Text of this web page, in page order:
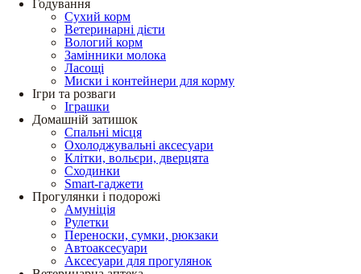
Годування
Сухий корм
Ветеринарні дієти
Вологий корм
Замінники молока
Ласощі
Миски і контейнери для корму
Ігри та розваги
Іграшки
Домашній затишок
Спальні місця
Охолоджувальні аксесуари
Клітки, вольєри, дверцята
Сходинки
Smart-гаджети
Прогулянки і подорожі
Амуніція
Рулетки
Переноски, сумки, рюкзаки
Автоаксесуари
Аксесуари для прогулянок